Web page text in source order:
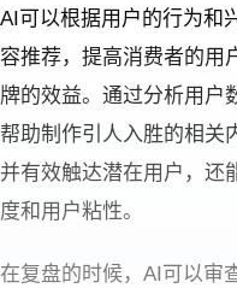
AI可以根据用户的行为和
容推荐，提高消费者的用
牌的效益。通过分析用户
帮助制作引人入胜的相关
并有效触达潜在用户，还
度和用户粘性。
在复盘的时候，AI可以审